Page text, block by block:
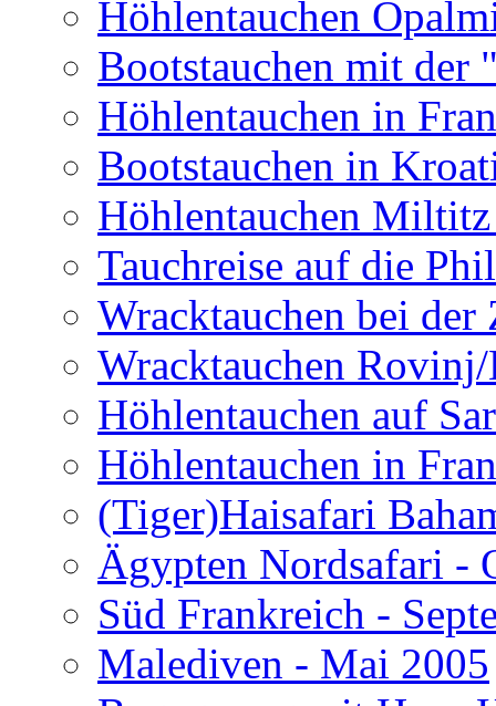
Höhlentauchen
Bootstauchen mit
Höhlentauchen in
Bootstauchen in
Höhlentauchen
Tauchreise auf die
Wracktauchen bei der
Wracktauchen
Höhlentauchen auf
Höhlentauchen in
(Tiger)Haisafari
Ägypten Nordsafari -
Süd Frankreich -
Malediven - Mai 2005